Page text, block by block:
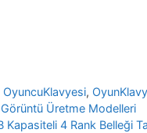
OyuncuKlavyesi,
Görüntü Üretme Modelleri
4 Rank Belleği